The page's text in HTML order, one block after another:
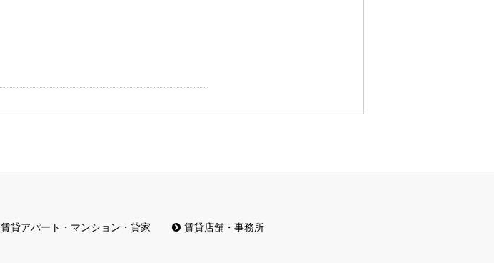
賃貸アパート・マンション・貸家
賃貸店舗・事務所